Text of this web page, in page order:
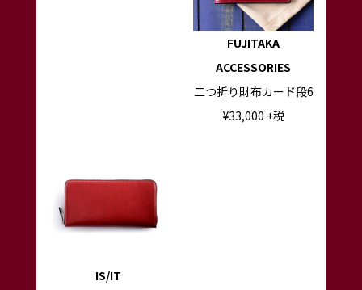
FUJITAKA
ACCESSORIES
二つ折り財布カード段6
¥33,000 +税
IS/IT